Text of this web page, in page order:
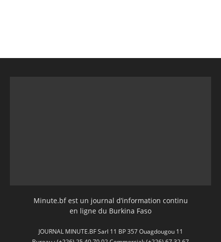
Minute.bf est un journal d’information continu
en ligne du Burkina Faso
JOURNAL MINUTE.BF Sarl 11 BP 357 Ouagdougou 11